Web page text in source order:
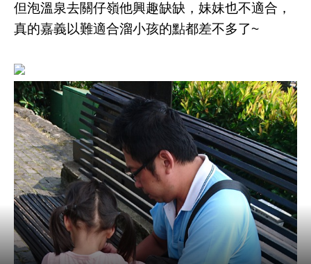
但泡溫泉去關仔嶺他興趣缺缺，妹妹也不適合，
真的嘉義以難適合溜小孩的點都差不多了~